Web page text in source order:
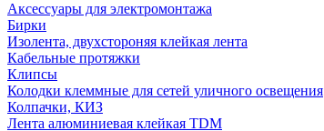
Аксессуары для электромонтажа
Бирки
Изолента, двухстороняя клейкая лента
Кабельные протяжки
Клипсы
Колодки клеммные для сетей уличного освещения
Колпачки, КИЗ
Лента алюминиевая клейкая TDM